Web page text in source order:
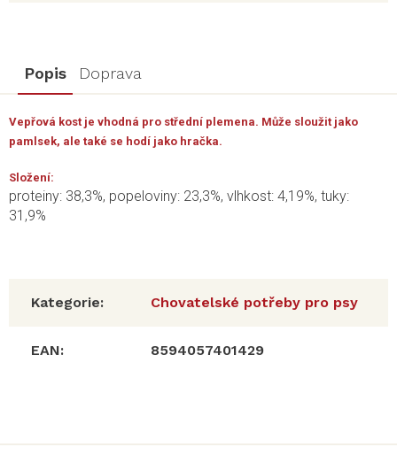
Popis Doprava
Vepřová kost je vhodná pro střední plemena. Může sloužit jako
pamlsek, ale také se hodí jako hračka.
Složení:
proteiny: 38,3%, popeloviny: 23,3%, vlhkost: 4,19%, tuky:
31,9%
Kategorie: Chovatelské potřeby pro psy
EAN: 8594057401429